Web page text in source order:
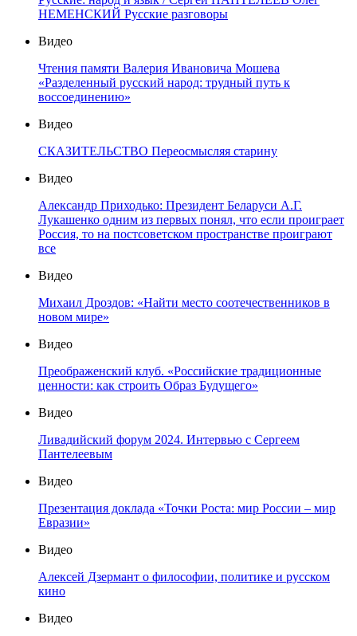
НЕМЕНСКИЙ Русские разговоры
Видео
Чтения памяти Валерия Ивановича Мошева
«Разделенный русский народ: трудный путь к
воссоединению»
Видео
СКАЗИТЕЛЬСТВО Переосмысляя старину
Видео
Александр Приходько: Президент Беларуси А.Г.
Лукашенко одним из первых понял, что если проиграет
Россия, то на постсоветском пространстве проиграют
все
Видео
Михаил Дроздов: «Найти место соотечественников в
новом мире»
Видео
Преображенский клуб. «Российские традиционные
ценности: как строить Образ Будущего»
Видео
Ливадийский форум 2024. Интервью с Сергеем
Пантелеевым
Видео
Презентация доклада «Точки Роста: мир России – мир
Евразии»
Видео
Алексей Дзермант о философии, политике и русском
кино
Видео